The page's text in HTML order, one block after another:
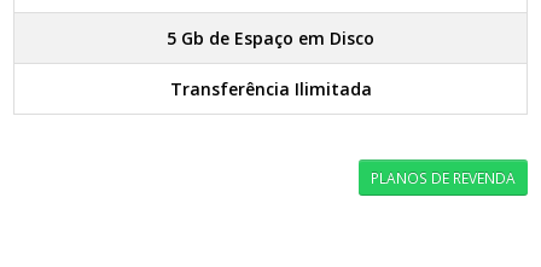
5 Gb de Espaço em Disco
Transferência Ilimitada
PLANOS DE REVENDA